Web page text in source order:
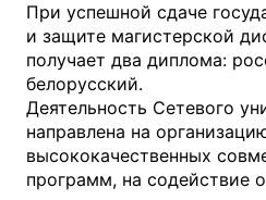
При успешной сдаче
и защите магистерской
получает два диплома:
белорусский.
Деятельность Сетевого
направлена на
высококачественных
программ, на содействие